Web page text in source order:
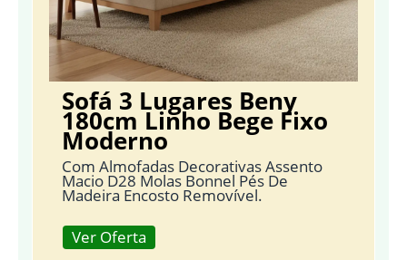
Sofá 3 Lugares Beny
180cm Linho Bege Fixo
Moderno
Com Almofadas Decorativas Assento
Macio D28 Molas Bonnel Pés De
Madeira Encosto Removível.
Ver Oferta